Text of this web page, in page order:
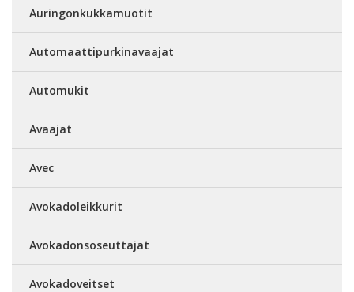
Auringonkukkamuotit
Automaattipurkinavaajat
Automukit
Avaajat
Avec
Avokadoleikkurit
Avokadonsoseuttajat
Avokadoveitset